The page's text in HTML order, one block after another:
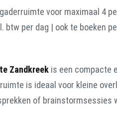
voor maximaal 4
btw per dag | ook te boeken
Zandkreek is een compacte
ruimte is ideaal voor kleine
of brainstormsessies